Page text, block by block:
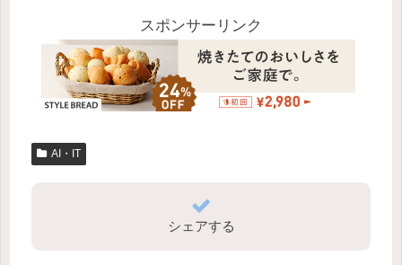
スポンサーリンク
AI・IT
シェアする